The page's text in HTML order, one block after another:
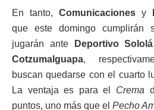
En tanto, Comunicaciones y
que este domingo cumplirán
jugarán ante
Deportivo Sololá
Cotzumalguapa,
buscan quedarse con el cuarto
La ventaja es para el
Crema
puntos, uno más que el Pecho